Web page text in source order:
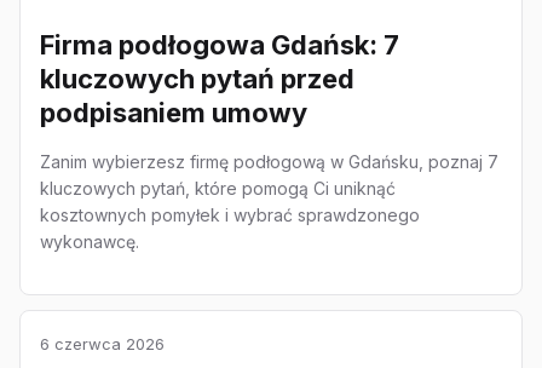
Firma podłogowa Gdańsk: 7
kluczowych pytań przed
podpisaniem umowy
Zanim wybierzesz firmę podłogową w Gdańsku, poznaj 7
kluczowych pytań, które pomogą Ci uniknąć
kosztownych pomyłek i wybrać sprawdzonego
wykonawcę.
6 czerwca 2026